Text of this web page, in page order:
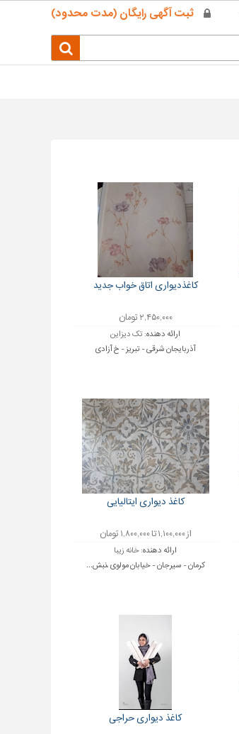
ثبت آگهی رایگان (مدت محدود)
کاغذدیواری اتاق خواب جدید
۲,۴۵۰,۰۰۰ تومان
ارائه دهنده: تک دیزاین
آذربایجان شرقی - تبریز - خ آزادی
کاغذ دیواری ایتالیایی
از ۱,۱۰۰,۰۰۰ تا ۱,۸۰۰,۰۰۰ تومان
ارائه دهنده:خانه زیبا
کرمان - سیرجان - خیابان مولوی ،نبش...
کاغذ دیواری حراجی